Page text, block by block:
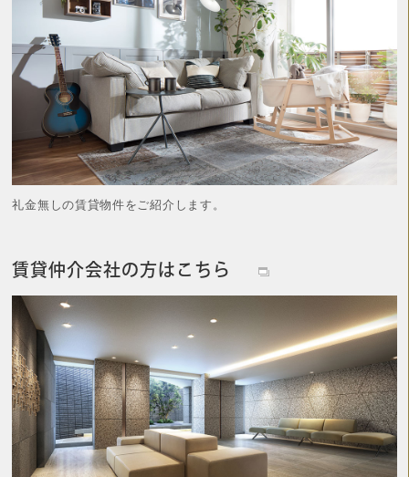
礼金無しの賃貸物件をご紹介します。
賃貸仲介会社の方はこちら
募集図面ダウンロード